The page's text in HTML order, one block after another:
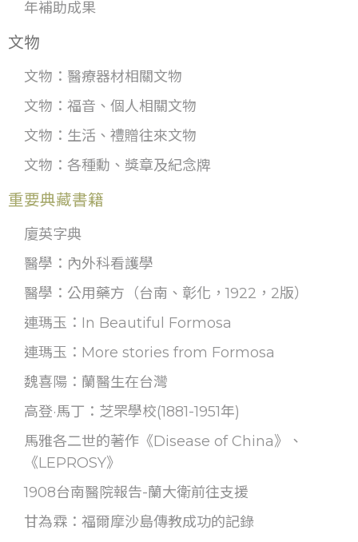
年補助成果
文物
文物：醫療器材相關文物
文物：福音、個人相關文物
文物：生活、禮贈往來文物
文物：各種勳、獎章及紀念牌
重要典藏書籍
廈英字典
醫學：內外科看護學
醫學：公用藥方（台南、彰化，1922，2版）
連瑪玉：In Beautiful Formosa
連瑪玉：More stories from Formosa
魏喜陽：蘭醫生在台灣
高登·馬丁：芝罘學校(1881-1951年)
馬雅各二世的著作《Disease of China》、
《LEPROSY》
1908台南醫院報告-蘭大衛前往支援
甘為霖：福爾摩沙島傳教成功的記錄